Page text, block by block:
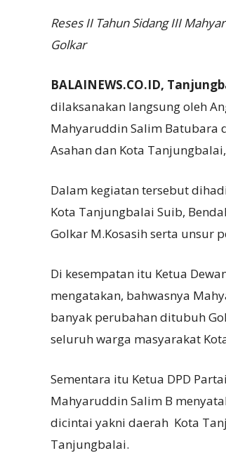
Reses II Tahun Sidang III
Golkar
BALAINEWS.CO.ID,
dilaksanakan langsung oleh
Mahyaruddin Salim Batubara
Asahan dan Kota
Dalam kegiatan tersebut
Kota Tanjungbalai Suib,
Golkar M.Kosasih serta unsur
Di kesempatan itu Ketua
mengatakan, bahwasnya
banyak perubahan ditubuh
seluruh warga masyarakat
Sementara itu Ketua DPD
Mahyaruddin Salim B
dicintai yakni daerah Kota
Tanjungbalai.